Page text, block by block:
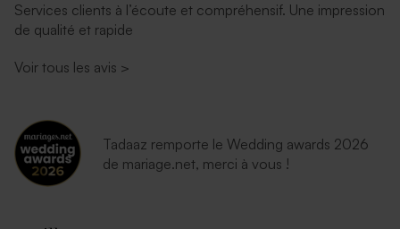
Services clients à l’écoute et compréhensif. Une impression
de qualité et rapide
Voir tous les avis >
Tadaaz remporte le Wedding awards 2026
de mariage.net, merci à vous !